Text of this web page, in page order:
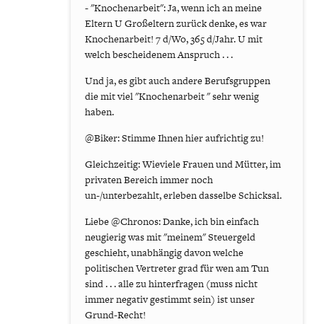
- "Knochenarbeit": Ja, wenn ich an meine
Eltern U Großeltern zurück denke, es war
Knochenarbeit! 7 d/Wo, 365 d/Jahr. U mit
welch bescheidenem Anspruch . . .
Und ja, es gibt auch andere Berufsgruppen
die mit viel "Knochenarbeit " sehr wenig
haben.
@Biker: Stimme Ihnen hier aufrichtig zu!
Gleichzeitig: Wieviele Frauen und Mütter, im
privaten Bereich immer noch
un-/unterbezahlt, erleben dasselbe Schicksal.
Liebe @Chronos: Danke, ich bin einfach
neugierig was mit "meinem" Steuergeld
geschieht, unabhängig davon welche
politischen Vertreter grad für wen am Tun
sind . . . alle zu hinterfragen (muss nicht
immer negativ gestimmt sein) ist unser
Grund-Recht!